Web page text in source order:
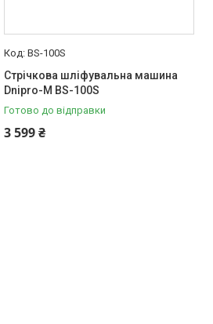
BS-100S
Стрічкова шліфувальна машина
Dnipro-M BS-100S
Готово до відправки
3 599 ₴